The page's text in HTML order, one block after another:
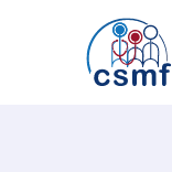
Passer au contenu